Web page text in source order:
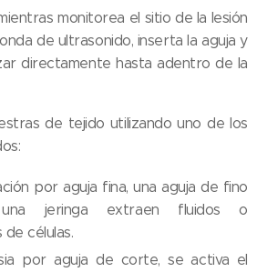
monitorea el sitio de la lesión
de ultrasonido, inserta la aguja y
directamente hasta adentro de la
de tejido utilizando uno de los
por aguja fina, una aguja de fino
jeringa extraen fluidos o
células.
por aguja de corte, se activa el